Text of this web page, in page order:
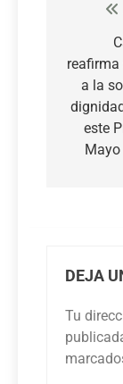
a la
este
DEJA
Tu